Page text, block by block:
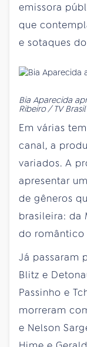
emissora
que
e sotaques
Bia Aparecida
Ribeiro / TV Brasil
Em várias
canal, a
variados. A
apresentar
de gêneros
brasileira: da
do romântico
Já passaram
Blitz e
Passinho e
morreram
e Nelson